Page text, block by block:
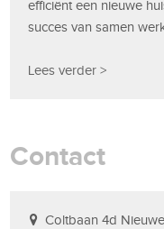
efficiënt een nieuwe
succes van samen
Lees verder >
Contact
Coltbaan 4d